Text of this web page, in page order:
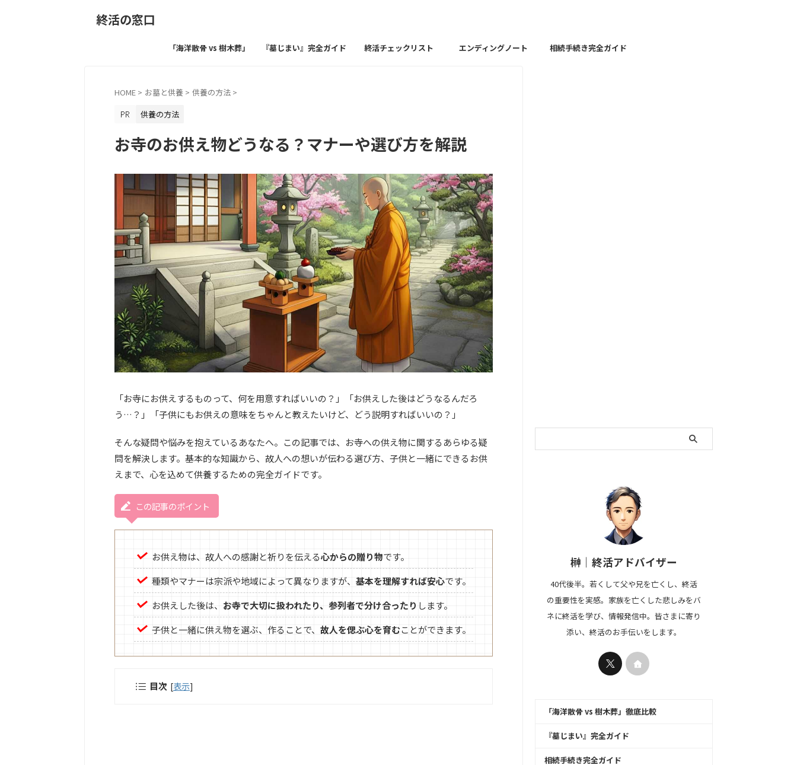
終活の窓口
「海洋散骨 vs 樹木葬」 『墓じまい』完全ガイド 終活チェックリスト エンディングノート 相続手続き完全ガイド
HOME > お墓と供養 > 供養の方法 >
供養の方法
お寺のお供え物どうなる？マナーや選び方を解説
「お寺にお供えするものって、何を用意すればいいの？」「お供えした後はどうなるんだろ
う…？」「子供にもお供えの意味をちゃんと教えたいけど、どう説明すればいいの？」
そんな疑問や悩みを抱えているあなたへ。この記事では、お寺への供え物に関するあらゆる疑
問を解決します。基本的な知識から、故人への想いが伝わる選び方、子供と一緒にできるお供
えまで、心を込めて供養するための完全ガイドです。
この記事のポイント
お供え物は、故人への感謝と祈りを伝える心からの贈り物です。
種類やマナーは宗派や地域によって異なりますが、 基本を理解すれば安心です。
お供えした後は、 お寺で大切に扱われたり、参列者で分け合ったり します。
子供と一緒に供え物を選ぶ、作ることで、 故人を偲ぶ心を育むことができます。
目次 [表示]
榊｜終活アドバイザー
40代後半。若くして父や兄を亡くし、終活
の重要性を実感。家族を亡くした悲しみをバ
ネに終活を学び、情報発信中。皆さまに寄り
添い、終活のお手伝いをします。
「海洋散骨 vs 樹木葬」徹底比較
『墓じまい』完全ガイド
相続手続き完全ガイド